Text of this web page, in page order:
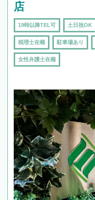
店
19時以降TEL可 土日祝OK
税理士在籍 駐車場あり
女性弁護士在籍